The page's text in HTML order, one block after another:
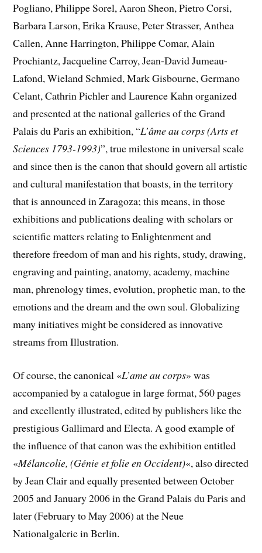
Pogliano, Philippe Sorel, Aaron Sheon, Pietro Corsi,
Barbara Larson, Erika Krause, Peter Strasser, Anthea
Callen, Anne Harrington, Philippe Comar, Alain
Prochiantz, Jacqueline Carroy, Jean-David Jumeau-
Lafond, Wieland Schmied, Mark Gisbourne, Germano
Celant, Cathrin Pichler and Laurence Kahn organized
and presented at the national galleries of the Grand
Palais du Paris an exhibition, “L’âme au corps (Arts et
Sciences 1793-1993)”, true milestone in universal scale
and since then is the canon that should govern all artistic
and cultural manifestation that boasts, in the territory
that is announced in Zaragoza; this means, in those
exhibitions and publications dealing with scholars or
scientific matters relating to Enlightenment and
therefore freedom of man and his rights, study, drawing,
engraving and painting, anatomy, academy, machine
man, phrenology times, evolution, prophetic man, to the
emotions and the dream and the own soul. Globalizing
many initiatives might be considered as innovative
streams from Illustration.
Of course, the canonical «L’ame au corps» was
accompanied by a catalogue in large format, 560 pages
and excellently illustrated, edited by publishers like the
prestigious Gallimard and Electa. A good example of
the influence of that canon was the exhibition entitled
«Mélancolie, (Génie et folie en Occident)«, also directed
by Jean Clair and equally presented between October
2005 and January 2006 in the Grand Palais du Paris and
later (February to May 2006) at the Neue
Nationalgalerie in Berlin.